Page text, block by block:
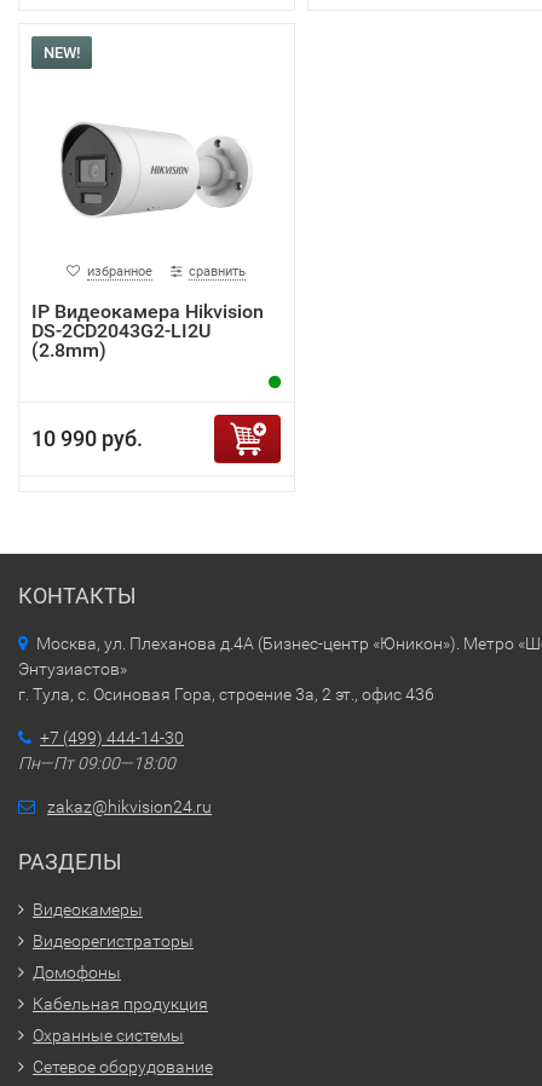
NEW!
избранное сравнить
IP Видеокамера Hikvision
DS-2CD2043G2-LI2U
(2.8mm)
10 990 руб.
КОНТАКТЫ
Москва, ул. Плеханова д.4А (Бизнес-центр «Юникон»). Метро
Энтузиастов»
г. Тула, с. Осиновая Гора, строение 3а, 2 эт., офис 436
+7 (499) 444-14-30
Пн—Пт 09:00—18:00
zakaz@hikvision24.ru
РАЗДЕЛЫ
Видеокамеры
Видеорегистраторы
Домофоны
Кабельная продукция
Охранные системы
Сетевое оборудование